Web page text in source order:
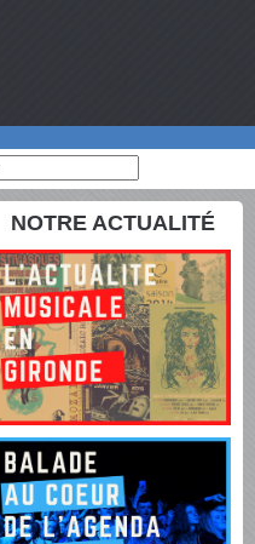
NOTRE ACTUALITÉ